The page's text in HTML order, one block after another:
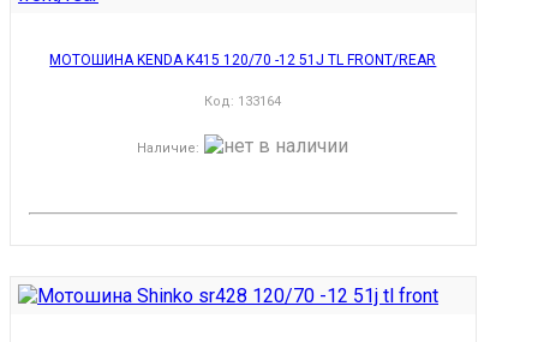
МОТОШИНА KENDA K415 120/70 -12 51J TL FRONT/REAR
Код: 133164
Наличие: